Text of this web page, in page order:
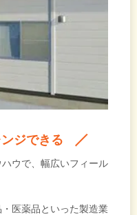
ジできる
ウで、幅広いフィール
医薬品といった製造業